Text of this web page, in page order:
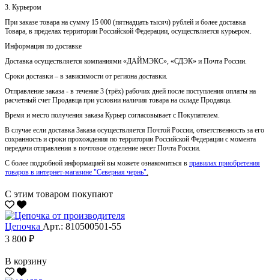
3. Курьером
При заказе товара на сумму 15 000 (пятнадцать тысяч) рублей и более доставка
Товара, в пределах территории Российской Федерации, осуществляется курьером.
Информация по доставке
Доставка осуществляется компаниями «ДАЙМЭКС», «СДЭК» и Почта России.
Сроки доставки – в зависимости от региона доставки.
Отправление заказа - в течение 3 (трёх) рабочих дней после поступления оплаты на
расчетный счет Продавца при условии наличия товара на складе Продавца.
Время и место получения заказа Курьер согласовывает с Покупателем.
В случае если доставка Заказа осуществляется Почтой России, ответственность за его
сохранность и сроки прохождения по территории Российской Федерации с момента
передачи отправления в почтовое отделение несет Почта России.
С более подробной информацией вы можете ознакомиться в правилах приобретения
товаров в интернет-магазине "Северная чернь".
С этим товаром покупают
Цепочка Арт.: 810500501-55
3 800 ₽
В корзину